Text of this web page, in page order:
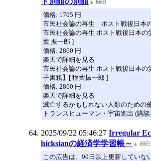
価格: 1705 円
市民社会論の再生 ポスト戦後日本
市民社会論の再生 ポスト戦後日本の
葉 振一郎 ]
価格: 2860 円
楽天で詳細を見る
市民社会論の再生 ポスト戦後日本の
子書籍】[ 稲葉振一郎 ]
価格: 2860 円
楽天で詳細を見る
滅亡するかもしれない人類のための
トランスヒューマン・宇宙進出 (講
2025/09/22 05:46:27 Irregular
hicksianの経済学学習帳～
この広告は、90日以上更新していな